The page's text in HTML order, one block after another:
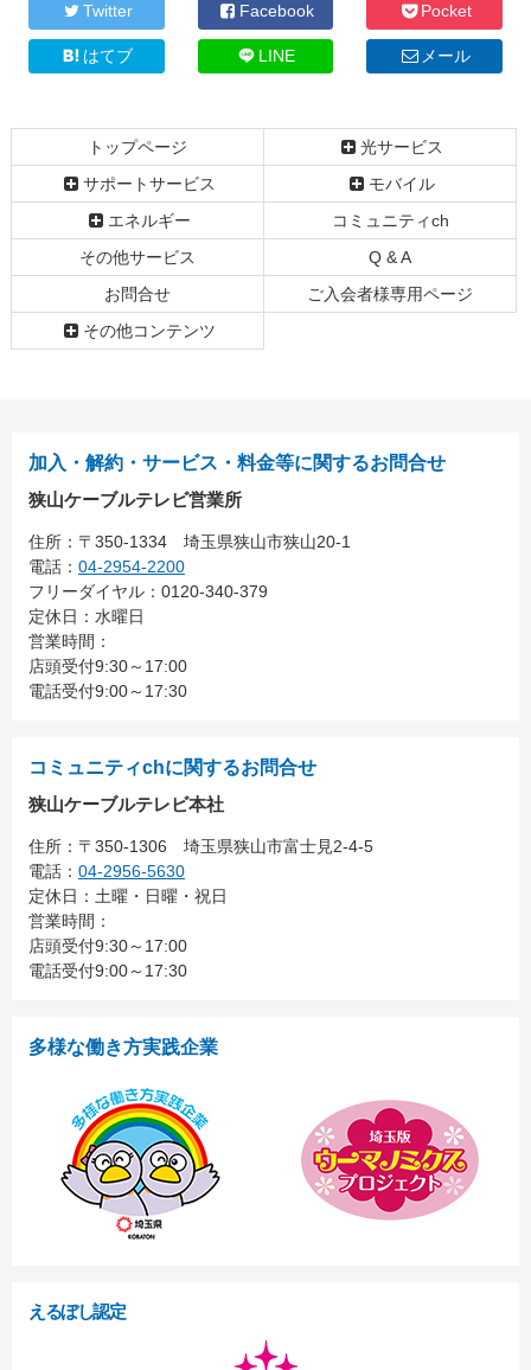
の
へ
戻
Twitter Facebook Pocket
はてブ LINE メール
トップページ
光サービス
サポートサービス
モバイル
エネルギー
コミュニティch
その他サービス
Q & A
お問合せ
ご入会者様専用ページ
その他コンテンツ
加入・解約・サービス・料金等に関するお問合せ
狭山ケーブルテレビ営業所
住所： 〒350-1334 埼玉県狭山市狭山20-1
電話： 04-2954-2200
フリーダイヤル：0120-340-379
定休日：水曜日
営業時間：
店頭受付9:30～17:00
電話受付9:00～17:30
コミュニティchに関するお問合せ
狭山ケーブルテレビ本社
住所： 〒350-1306 埼玉県狭山市富士見2-4-5
電話： 04-2956-5630
定休日：土曜・日曜・祝日
営業時間：
店頭受付9:30～17:00
電話受付9:00～17:30
多様な働き方実践企業
えるぼし認定